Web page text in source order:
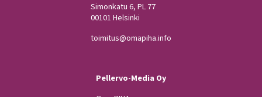
Simonkatu 6, PL 77
00101 Helsinki
toimitus@omapiha.info
Pellervo-Media Oy